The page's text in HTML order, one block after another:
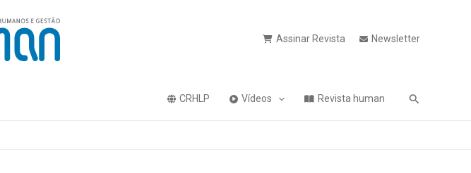
Assinar Revista Newsletter
CRHLP Vídeos Revista human Pesquisa